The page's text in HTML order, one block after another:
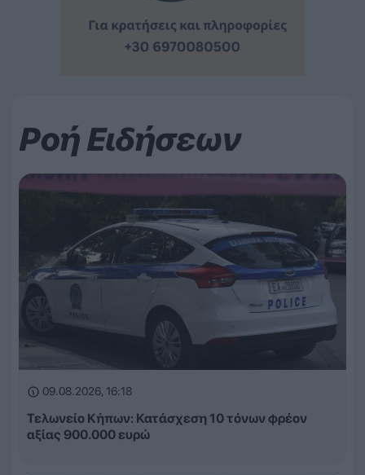
Ροή Ειδήσεων
09.08.2026, 16:18
Τελωνείο Κήπων: Κατάσχεση 10 τόνων φρέον
αξίας 900.000 ευρώ